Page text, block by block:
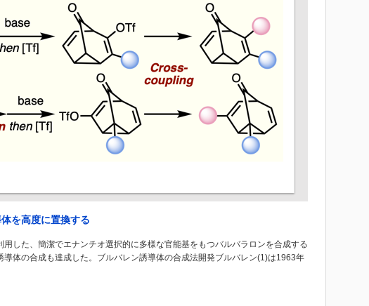
を高度に置換する
した、簡潔でエナンチオ選択的に多様な官能基をもつバルバラロンを合成する
体の合成も達成した。ブルバレン誘導体の合成法開発ブルバレン(1)は1963年